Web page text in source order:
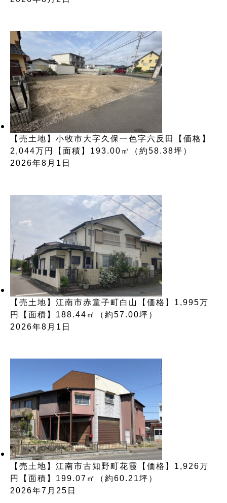
【売土地】小牧市大字久保一色字六反田【価格】
2,044万円【面積】193.00㎡（約58.38坪）
2026年8月1日
【売土地】江南市赤童子町白山【価格】1,995万
円【面積】188.44㎡（約57.00坪）
2026年8月1日
【売土地】江南市古知野町花霞【価格】1,926万
円【面積】199.07㎡（約60.21坪）
2026年7月25日